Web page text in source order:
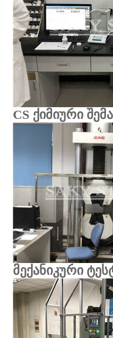
CS ქიმიური
მექანიკური